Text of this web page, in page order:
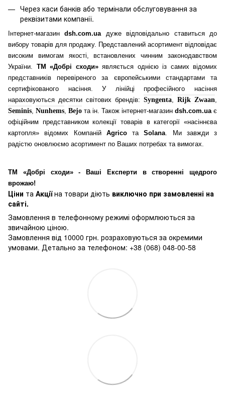
Через каси банків або термінали обслуговування за
реквізитами компанії.
Інтернет-магазинdsh.com.ua дуже відповідально ставиться до
вибору товарів для продажу. Представлений асортимент відповідає
високим вимогам якості, встановлених чинним законодавством
України. ТМ «Добрі сходи»являється однією із самих відомих
представників перевіреного за європейськими стандартами та
сертифікованого насіння. У лінійці професійного насіння
нараховуються десятки світових брендів: Syngenta Rijk Zwaan
Seminis Nunhems Bejo та ін. Також інтернет-магазин dsh.com.ua є
офіційним представником колекції товарів в категорії «насіннєва
картопля» відомих Компаній AgricoтаSolana . Ми завжди з
радістю оновлюємо асортимент по Ваших потребах та вимогах.
ТМ «Добрі сходи» - Ваші Експерти в створенні щедрого
врожаю!
Ціни та Акціїна товари діють виключно при замовленні на
сайті.
Замовлення в телефонному режимі оформлюються за
звичайною ціною.
Замовлення від 10000 грн. розраховуються за окремими
умовами. Детально за телефоном: +38 (068) 048-00-58